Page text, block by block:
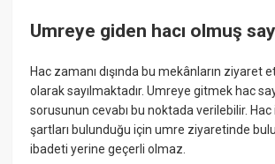
Umreye giden hacı olmuş
Hac zamanı dışında bu mekânların ziyaret
olarak sayılmaktadır. Umreye gitmek hac
sorusunun cevabı bu noktada verilebilir.
şartları bulunduğu için umre ziyaretinde
ibadeti yerine geçerli olmaz.